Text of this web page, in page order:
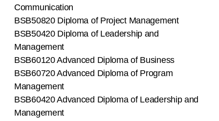
Communication
BSB50820 Diploma of Project Management
BSB50420 Diploma of Leadership and
Management
BSB60120 Advanced Diploma of Business
BSB60720 Advanced Diploma of Program
Management
BSB60420 Advanced Diploma of Leadership and
Management